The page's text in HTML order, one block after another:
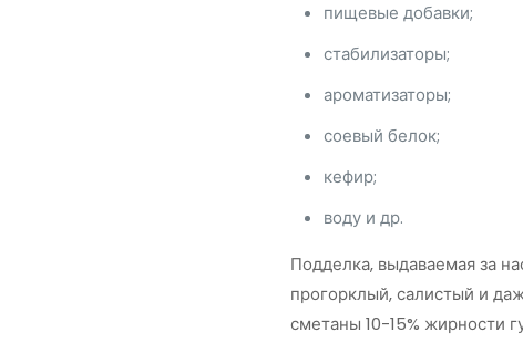
пищевые добавки;
стабилизаторы;
ароматизаторы;
соевый белок;
кефир;
воду и др.
Подделка, выдаваемая за
прогорклый, салистый и
сметаны 10-15% жирности